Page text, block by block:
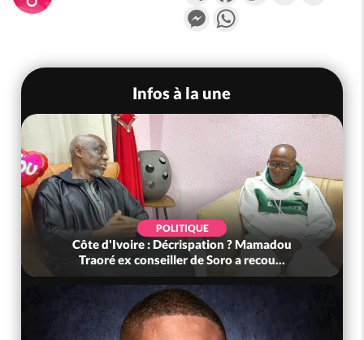
Messenger
Infos à la une
POLITIQUE
Côte d'Ivoire : Décrispation ? Mamadou
Traoré ex conseiller de Soro a recou...